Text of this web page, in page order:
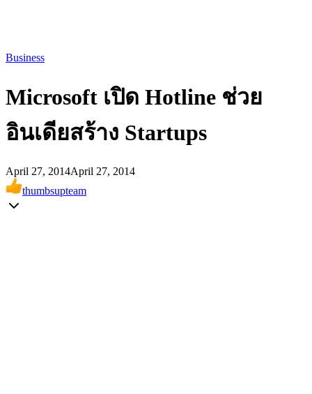
Business
Microsoft เปิด Hotline ช่วย
อินเดียสร้าง Startups
April 27, 2014April 27, 2014
thumbsupteam